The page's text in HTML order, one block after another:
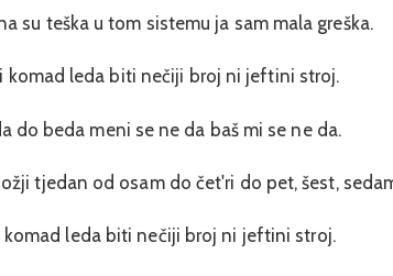
su teška u tom sistemu ja sam mala greška.
komad leda biti nečiji broj ni jeftini stroj.
do beda meni se ne da baš mi se ne da.
tjedan od osam do čet'ri do pet, šest,
leda biti nečiji broj ni jeftini stroj.